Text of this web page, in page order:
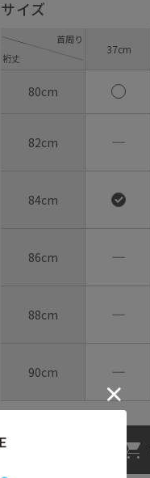
サイズ
裄丈
首周り
37cm
80cm
82cm ―
84cm
86cm ―
88cm ―
90cm ―